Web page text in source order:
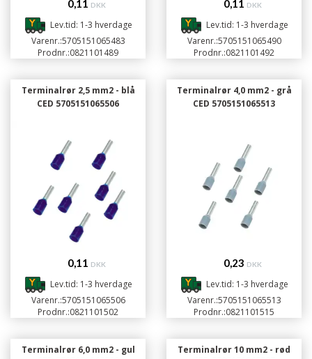
0,11 DKK
Lev.tid: 1-3 hverdage
Varenr.:5705151065483
Prodnr.:0821101489
0,11 DKK
Lev.tid: 1-3 hverdage
Varenr.:5705151065490
Prodnr.:0821101492
Terminalrør 2,5 mm2 - blå
CED 5705151065506
0,11 DKK
Lev.tid: 1-3 hverdage
Varenr.:5705151065506
Prodnr.:0821101502
Terminalrør 4,0 mm2 - grå
CED 5705151065513
0,23 DKK
Lev.tid: 1-3 hverdage
Varenr.:5705151065513
Prodnr.:0821101515
Terminalrør 6,0 mm2 - gul
Terminalrør 10 mm2 - rød